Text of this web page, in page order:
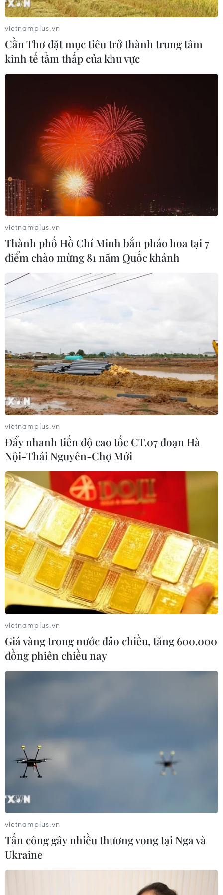
Khoảnh khắc Robert Downey Jr. nhận giải
Oscar Nam diễn viên phụ xuất sắc nhất
11/03/2024 01:51
Giải thưởng của Robert Downey Jr cũng là tượng vàng
Oscar đầu tiên của "Oppehheimer" trong lễ trao giải
năm nay. Bộ phim nhận được tổng cộng 13 đề cử.
Bộ phim "Oppenheimer" áp đảo tại Lễ
trao giải Oscar lần thứ 96
11/03/2024 03:27
"Oppenheimer," bộ phim về "cha đẻ" bom nguyên tử
trong Chiến tranh thế giới lần thứ hai, thắng lớn tại Lễ
trao giải Oscar lần thứ 96 khi giành chiến thắng tại 7
hạng mục.
vietnamplus.vn
Cần Thơ đặt mục tiêu trở thành trung tâm
kinh tế tầm thấp của khu vực
vietnamplus.vn
Thành phố Hồ Chí Minh bắn pháo hoa tại 7
điểm chào mừng 81 năm Quốc khánh
vietnamplus.vn
Đẩy nhanh tiến độ cao tốc CT.07 đoạn Hà
Nội-Thái Nguyên-Chợ Mới
vietnamplus.vn
Giá vàng trong nước đảo chiều, tăng 600.000
đồng phiên chiều nay
vietnamplus.vn
Tấn công gây nhiều thương vong tại Nga và
Ukraine